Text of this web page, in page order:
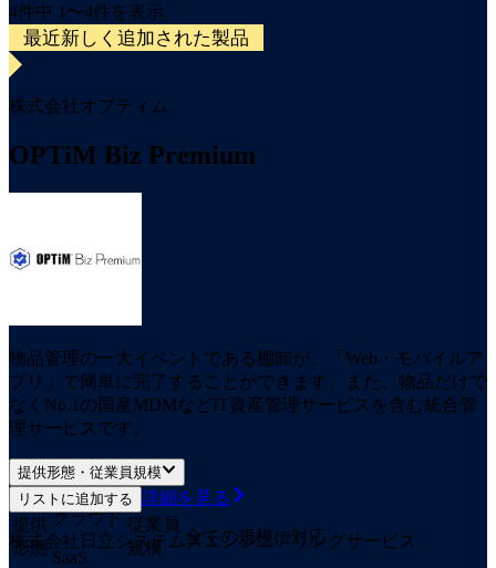
4件中 1〜4件を表示
最近新しく追加された製品
株式会社オプティム
OPTiM Biz Premium
物品管理の一大イベントである棚卸が、「Web・モバイルア
プリ」で簡単に完了することができます。また、物品だけで
なくNo.1の国産MDMなどIT資産管理サービスを含む統合管
理サービスです。
提供形態・従業員規模
提供
形態
クラウド
SaaS
従業員
規模
全ての規模に対応
リストに追加する 詳細を見る
株式会社日立システムズエンジニアリングサービス